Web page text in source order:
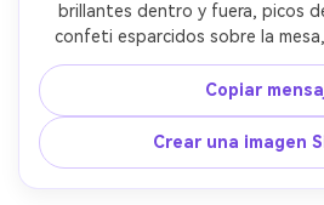
brillantes dentro y fuera, picos
confeti esparcidos sobre la
degradado suave, iluminación de
disparado en Sony A7R V, 50
centrada, detalle nítido, foto
fotorealista
Copiar
Crear una imagen